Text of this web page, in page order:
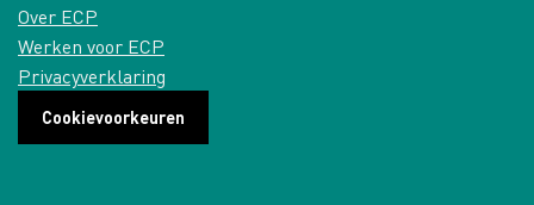
Over ECP
Werken voor ECP
Privacyverklaring
Cookievoorkeuren